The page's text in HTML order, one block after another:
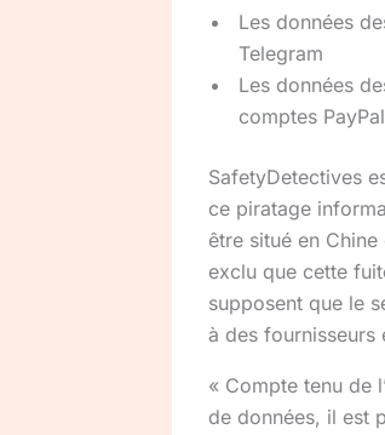
Les données
Telegram
Les données
comptes
SafetyDetectives
ce piratage
être situé en
exclu que cette
supposent que le
à des fournisseurs
« Compte tenu de
de données, il est